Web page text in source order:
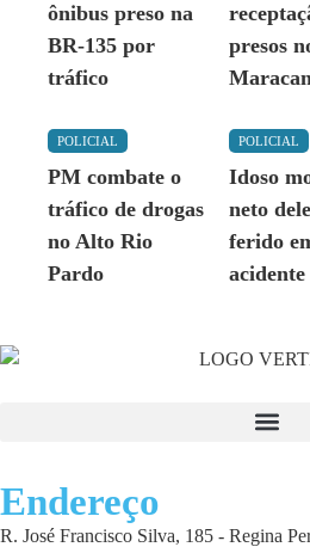
ônibus preso na
BR-135 por
tráfico
presos
POLICIAL
PM combate o
tráfico de drogas
no Alto Rio
Pardo
POLICIAL
Idoso
neto
ferido
acidente
Endereço
R. José Francisco Silva, 185 - Regina